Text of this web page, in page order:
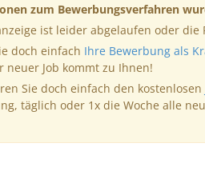
zum Bewerbungsverfahren
ist leider abgelaufen oder
doch einfach Ihre Bewerbung als
neuer Job kommt zu Ihnen!
Sie doch einfach den kostenlosen
täglich oder 1x die Woche alle